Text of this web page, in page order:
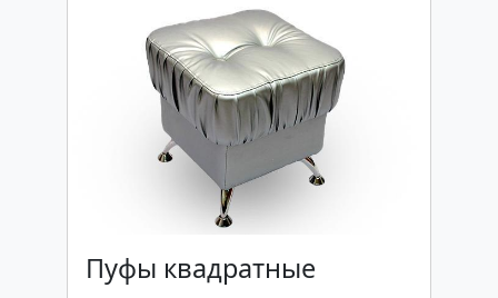
Пуфы квадратные